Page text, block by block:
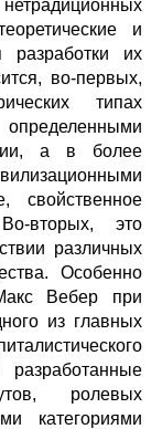
и
разработки их
во-первых,
типах
а в более
свойственное
вторых, это
различных
Особенно
Вебер при
из главных
ролевых
категориями